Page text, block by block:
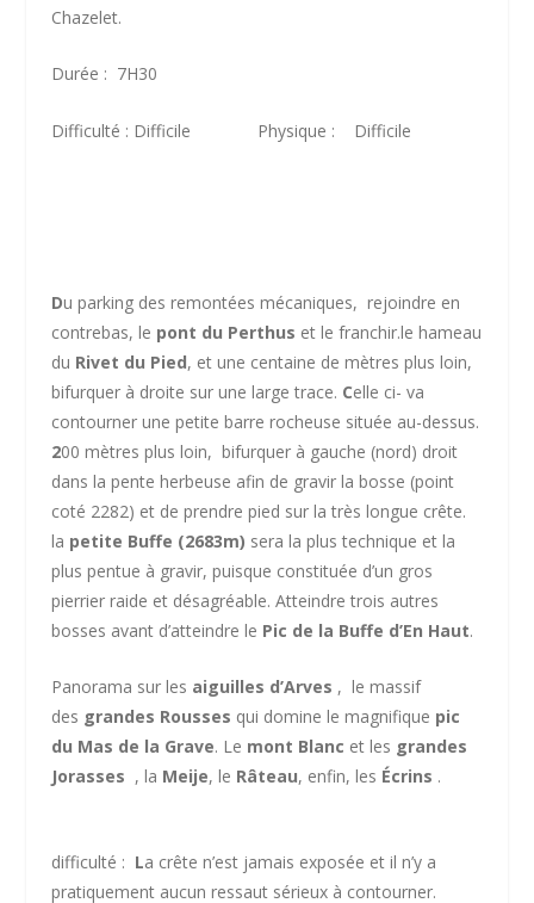
Chazelet.
Durée : 7H30
Difficulté : Difficile Physique : Difficile
Du parking des remontées mécaniques, rejoindre en
contrebas, le pont du Perthus et le franchir.le hameau
du Rivet du Pied, et une centaine de mètres plus loin,
bifurquer à droite sur une large trace. Celle ci- va
contourner une petite barre rocheuse située au-dessus.
200 mètres plus loin, bifurquer à gauche (nord) droit
dans la pente herbeuse afin de gravir la bosse (point
coté 2282) et de prendre pied sur la très longue crête.
la petite Buffe (2683m) sera la plus technique et la
plus pentue à gravir, puisque constituée d’un gros
pierrier raide et désagréable. Atteindre trois autres
bosses avant d’atteindre le Pic de la Buffe d’En Haut.
Panorama sur les aiguilles d’Arves , le massif
des grandes Rousses qui domine le magnifique pic
du Mas de la Grave. Le mont Blanc et les grandes
Jorasses , la Meije, le Râteau, enfin, les Écrins .
difficulté : La crête n’est jamais exposée et il n’y a
pratiquement aucun ressaut sérieux à contourner.